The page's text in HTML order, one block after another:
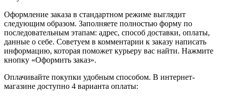
Оформление заказа в стандартном режиме выглядит
следующим образом. Заполняете полностью форму по
последовательным этапам: адрес, способ доставки, оплаты,
данные о себе. Советуем в комментарии к заказу написать
информацию, которая поможет курьеру вас найти. Нажмите
кнопку «Оформить заказ».
Оплачивайте покупки удобным способом. В интернет-
магазине доступно 4 варианта оплаты: